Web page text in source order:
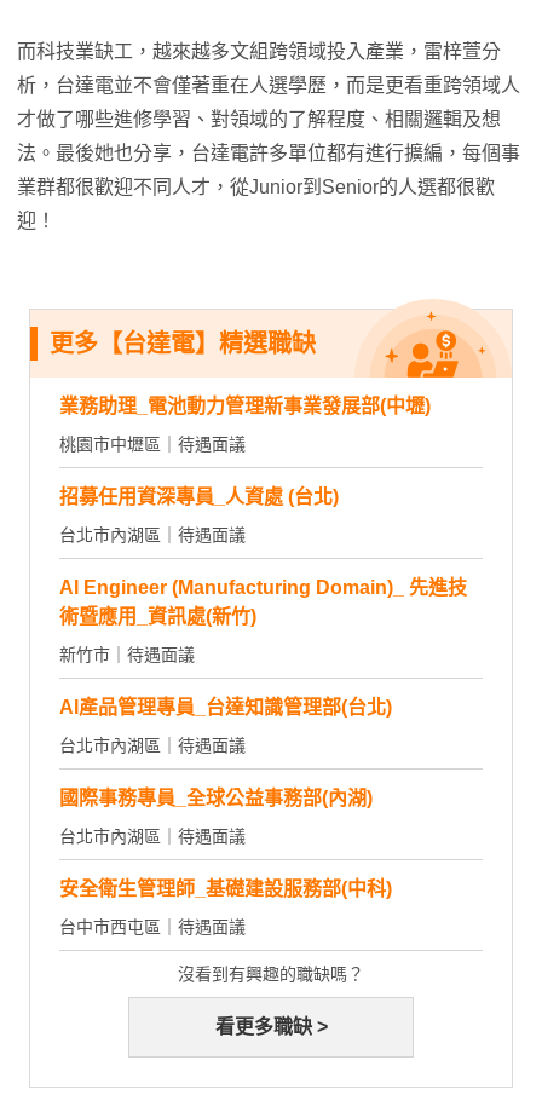
而科技業缺工，越來越多文組跨領域投入產業，雷梓萱分
析，台達電並不會僅著重在人選學歷，而是更看重跨領域人
才做了哪些進修學習、對領域的了解程度、相關邏輯及想
法。最後她也分享，台達電許多單位都有進行擴編，每個事
業群都很歡迎不同人才，從Junior到Senior的人選都很歡
迎！
更多【台達電】精選職缺
業務助理_電池動力管理新事業發展部(中壢)
桃園市中壢區｜待遇面議
招募任用資深專員_人資處 (台北)
台北市內湖區｜待遇面議
AI Engineer (Manufacturing Domain)_ 先進技
術暨應用_資訊處(新竹)
新竹市｜待遇面議
AI產品管理專員_台達知識管理部(台北)
台北市內湖區｜待遇面議
國際事務專員_全球公益事務部(內湖)
台北市內湖區｜待遇面議
安全衛生管理師_基礎建設服務部(中科)
台中市西屯區｜待遇面議
沒看到有興趣的職缺嗎？
看更多職缺 >